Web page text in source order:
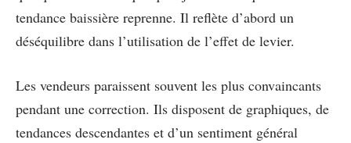
tendance baissière reprenne. Il reflète d’abord un
déséquilibre dans l’utilisation de l’effet de levier.
Les vendeurs paraissent souvent les plus convaincants
pendant une correction. Ils disposent de graphiques, de
tendances descendantes et d’un sentiment général